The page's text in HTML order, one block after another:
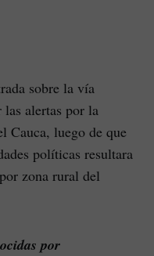
sobre la vía
las alertas por la
Cauca, luego de que
políticas resultara
zona rural del
por